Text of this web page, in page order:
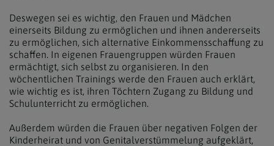
Deswegen sei es wichtig, den Frauen und Mädchen
einerseits Bildung zu ermöglichen und ihnen andererseits
zu ermöglichen, sich alternative Einkommensschaffung zu
schaffen. In eigenen Frauengruppen würden Frauen
ermächtigt, sich selbst zu organisieren. In den
wöchentlichen Trainings werde den Frauen auch erklärt,
wie wichtig es ist, ihren Töchtern Zugang zu Bildung und
Schulunterricht zu ermöglichen.
Außerdem würden die Frauen über negativen Folgen der
Kinderheirat und von Genitalverstümmelung aufgeklärt,